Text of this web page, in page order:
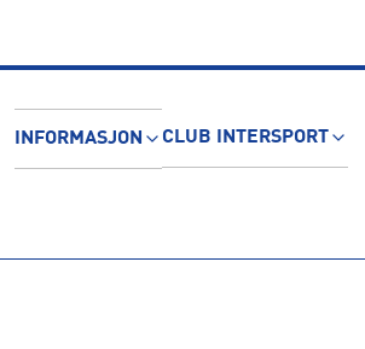
INFORMASJON CLUB INTERSPORT